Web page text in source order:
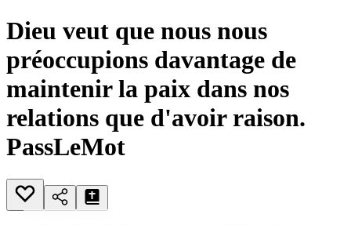
Dieu veut que nous nous
préoccupions davantage de
maintenir la paix dans nos
relations que d'avoir raison.
PassLeMot